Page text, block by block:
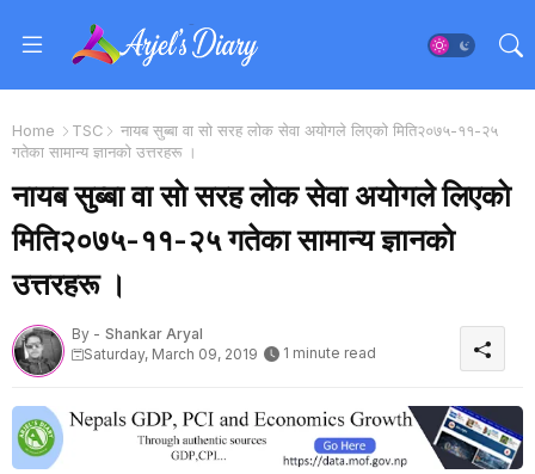
Home TSC
नायब सुब्बा वा साे सरह लाेक सेवा अयाेगले लिएकाे मिति२०७५-११-२५
गतेका सामान्य ज्ञानकाे उत्तरहरू ।
नायब सुब्बा वा साे सरह लाेक सेवा अयाेगले लिएकाे
मिति२०७५-११-२५ गतेका सामान्य ज्ञानकाे
उत्तरहरू ।
By - Shankar Aryal
Saturday, March 09, 2019
1 minute read